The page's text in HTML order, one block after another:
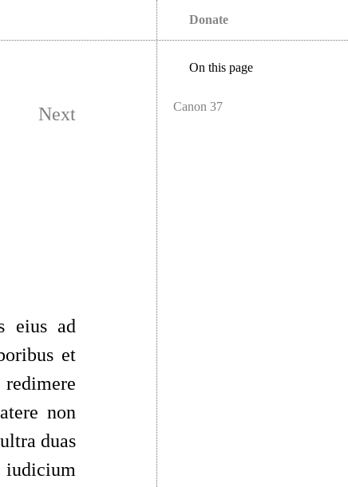
Donate
Next
eius ad
et
non
duas
iudicium
On this page
Canon 37